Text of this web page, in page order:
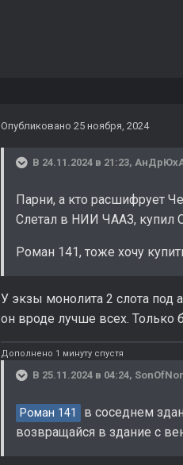
Опубликовано 25 ноября, 2024
В 24.11.2024 в 21:23,
Парни, а кто расшифрует
Слетал в НИИ ЧААЗ, купил
Роман 141, тоже хочу
У экзы монолита 2 слота под
он вроде лучше всех. Только
Дополнено 1 минуту спустя
В 25.11.2024 в 04:24,
Роман 141
в соседнем
возвращайся в здание с